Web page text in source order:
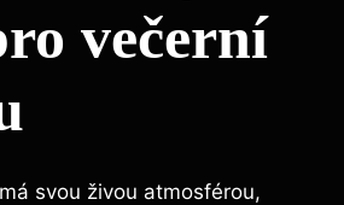
večerní
svou živou atmosférou,